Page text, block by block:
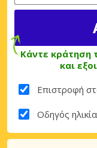
Κάντε κράτηση
και
Επιστροφή
Οδηγός